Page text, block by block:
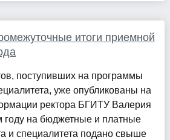
итоги приемной
поступивших на программы
уже опубликованы на
ректора БГИТУ Валерия
году на бюджетные и платные
и специалитета подано свыше